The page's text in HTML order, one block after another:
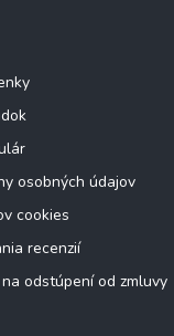
osobných údajov
cookies
recenzií
odstúpení od zmluvy